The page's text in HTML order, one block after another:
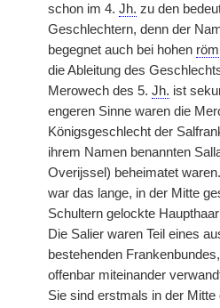
schon im 4. Jh. zu den
Geschlechtern, denn der
begegnet auch bei hohen
die Ableitung des
Merowech des 5. Jh. ist
engeren Sinne waren die
Königsgeschlecht der
ihrem Namen benannten
Overijssel) beheimatet
war das lange, in der Mitte
Schultern gelockte
Die Salier waren Teil eines
bestehenden
offenbar miteinander
Sie sind erstmals in der Mitte